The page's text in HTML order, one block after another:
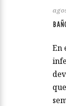
En